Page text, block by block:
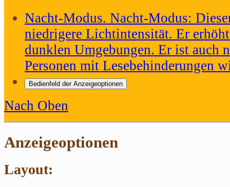
Nacht-Modus. Nacht-Modus:
niedrigere Lichtintensität. Er
dunklen Umgebungen. Er ist auch
Personen mit Lesebehinderungen
Bedienfeld der Anzeigeoptionen
Nach Oben
Anzeigeoptionen
Layout: